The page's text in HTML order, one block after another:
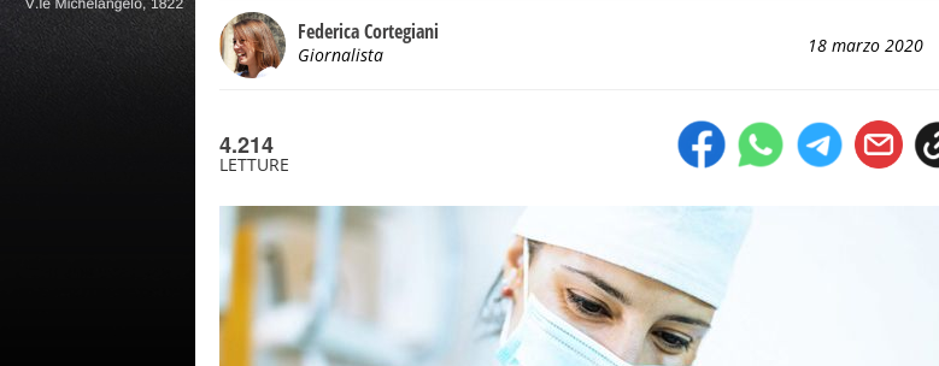
Federica Cortegiani
Giornalista 18 marzo 2020
4.214
LETTURE